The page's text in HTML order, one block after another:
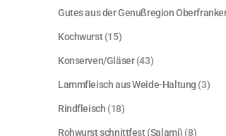
Gutes aus der Genußregion
Kochwurst (15)
Konserven/Gläser (43)
Lammfleisch aus Weide-Haltung (3)
Rindfleisch (18)
Rohwurst schnittfest (Salami) (8)